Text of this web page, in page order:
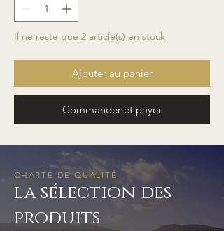
Il ne reste que 2 article(s) en stock
Ajouter au panier
Commander et payer
CHARTE DE QUALITÉ
la sélection des
produits